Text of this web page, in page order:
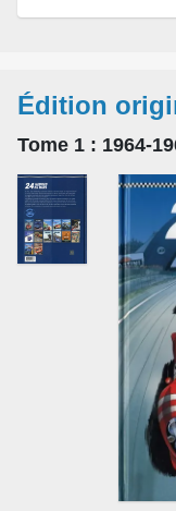
Édition
Tome 1 : 1964-